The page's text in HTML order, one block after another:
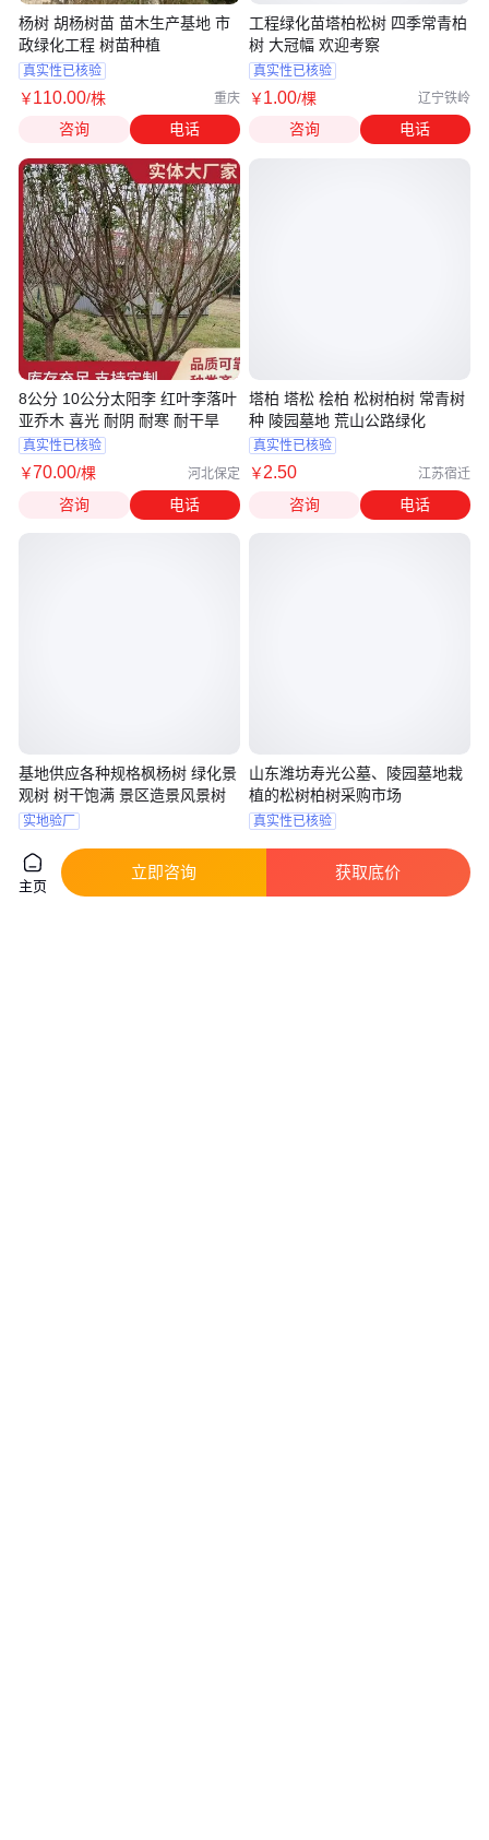
杨树 胡杨树苗 苗木生产基地 市
政绿化工程 树苗种植
真实性已核验
￥110.00/株 重庆
咨询 电话
8公分 10公分太阳李 红叶李落叶
亚乔木 喜光 耐阴 耐寒 耐干旱
真实性已核验
￥70.00/棵 河北保定
咨询 电话
基地供应各种规格枫杨树 绿化景
观树 树干饱满 景区造景风景树
实地验厂
.00/棵 江苏宿迁
咨询 电话
工程绿化苗塔柏松树 四季常青柏
树 大冠幅 欢迎考察
真实性已核验
￥1.00/棵 辽宁铁岭
咨询 电话
塔柏 塔松 桧柏 松树柏树 常青树
种 陵园墓地 荒山公路绿化
真实性已核验
￥2.50 江苏宿迁
咨询 电话
山东潍坊寿光公墓、陵园墓地栽
植的松树柏树采购市场
真实性已核验
￥3.00/件 江苏宿迁
主页
立即咨询 获取底价